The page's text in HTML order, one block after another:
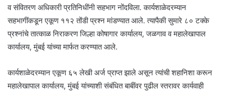
व संवितरण अधिकारी प्रतिनिधींनी सहभाग नोंदविला. कार्यशाळेदरम्यान
सहभागींकडून एकूण ११२ तोंडी प्रश्न मांडण्यात आले. त्यापैकी सुमारे ८० टक्के
प्रश्नांचे तात्काळ निराकरण जिल्हा कोषागार कार्यालय, जळगाव व महालेखापाल
कार्यालय, मुंबई यांच्या मार्फत करण्यात आले.
कार्यशाळेदरम्यान एकूण ६५ लेखी अर्ज प्राप्त झाले असून त्यांची शहानिशा करून
महालेखापाल कार्यालय, मुंबई यांच्याशी संबंधित बाबींवर पुढील स्तरावर कार्यवाही